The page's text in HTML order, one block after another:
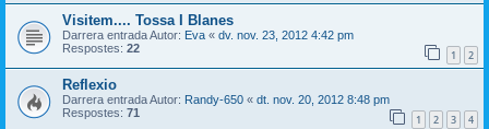
Visitem.... Tossa I Blanes
Darrera entrada Autor: Eva « dv. nov. 23, 2012 4:42 pm
Respostes: 22 1 2
Reflexio
Darrera entrada Autor: Randy-650 « dt. nov. 20, 2012 8:48 pm
Respostes: 71 1 2 3 4